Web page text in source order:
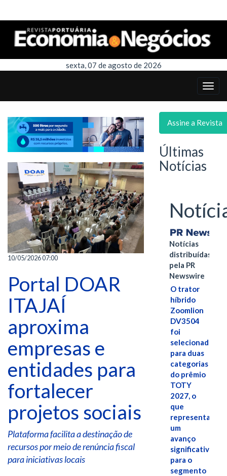
sexta, 07 de agosto de 2026
10/05/2026 07:00
Portal DOAR
ITAJAÍ
aproxima
empresas e
entidades para
fortalecer
projetos sociais
Plataforma facilita a destinação de
recursos por meio de renúncia fiscal
para iniciativas locais
Assine a Revista
Últimas
Notícias
Notícias
distribuídas
pela PR
Newswire
O trator
híbrido
Zoomlion
DV3504
foi
selecionado
para duas
categorias
do prêmio
TOTY
2027, o
que
representa
um
avanço
significativo
para o
segmento